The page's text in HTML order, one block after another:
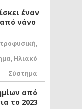
έναν
νάνο
,
, Ηλιακό
Σύστημα
από
το 2023